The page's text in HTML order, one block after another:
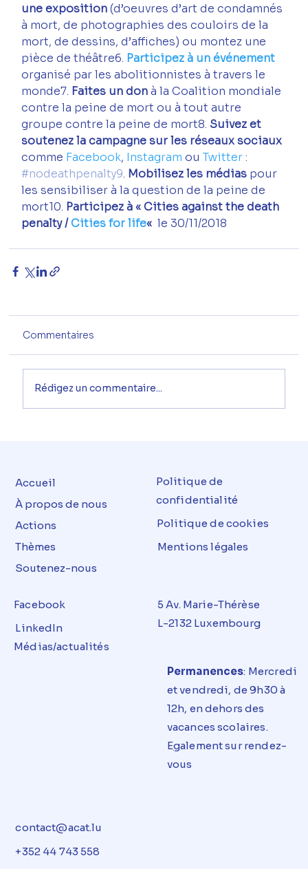
une exposition (d’oeuvres d’art de condamnés
à mort, de photographies des couloirs de la
mort, de dessins, d’affiches) ou montez une
pièce de théâtre6. Participez à un événement
organisé par les abolitionnistes à travers le
monde7. Faites un don à la Coalition mondiale
contre la peine de mort ou à tout autre
groupe contre la peine de mort8. Suivez et
soutenez la campagne sur les réseaux sociaux
comme Facebook, Instagram ou Twitter :
#nodeathpenalty9. Mobilisez les médias pour
les sensibiliser à la question de la peine de
mort10. Participez à « Cities against the death
penalty / Cities for life« le 30/11/2018
Commentaires
Rédigez un commentaire...
Accueil
À propos de nous
Actions
Thèmes
Soutenez-nous
Politique de
confidentialité
Politique de cookies
Mentions légales
Facebook
LinkedIn
Médias/actualités
5 Av. Marie-Thérèse
L-2132 Luxembourg
Permanences: Mercredi
etvendredi, de 9h30 à
12h, en dehors des
vacancesscolaires.
Egalement sur rendez-
vous
contact@acat.lu
+352 44 743 558